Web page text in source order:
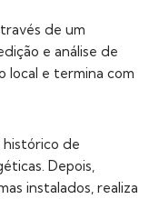
de um
e análise de
local e termina com
histórico de
Depois,
instalados, realiza